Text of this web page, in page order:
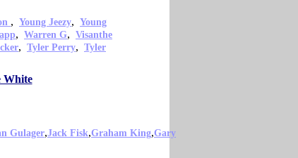
, Young Jeezy, Young
, Warren G, Visanthe
, Tyler Perry, Tyler
White
Gulager,Jack Fisk,Graham King,Gary